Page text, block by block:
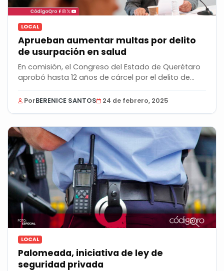
LOCAL
Aprueban aumentar multas por delito
de usurpación en salud
En comisión, el Congreso del Estado de Querétaro
aprobó hasta 12 años de cárcel por el delito de...
PorBERENICE SANTOS 24 de febrero, 2025
LOCAL
Palomeada, iniciativa de ley de
seguridad privada